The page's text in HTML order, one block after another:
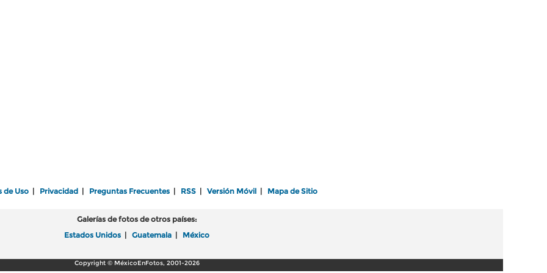
de Uso Privacidad Preguntas Frecuentes RSS Versión Móvil Mapa de Sitio
Galerías de fotos de otros países:
Estados Unidos
Guatemala México
Copyright © MéxicoEnFotos, 2001-2026